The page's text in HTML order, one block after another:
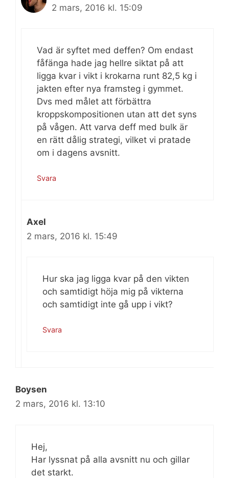
2 mars, 2016 kl. 15:09
Vad är syftet med deffen? Om endast
fåfänga hade jag hellre siktat på att
ligga kvar i vikt i krokarna runt 82,5 kg i
jakten efter nya framsteg i gymmet.
Dvs med målet att förbättra
kroppskompositionen utan att det syns
på vågen. Att varva deff med bulk är
en rätt dålig strategi, vilket vi pratade
om i dagens avsnitt.
Svara
Axel
2 mars, 2016 kl. 15:49
Hur ska jag ligga kvar på den vikten
och samtidigt höja mig på vikterna
och samtidigt inte gå upp i vikt?
Svara
Boysen
2 mars, 2016 kl. 13:10
Hej,
Har lyssnat på alla avsnitt nu och gillar
det starkt.